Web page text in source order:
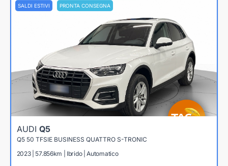
SALDI ESTIVI PRONTA CONSEGNA
AUDI Q5
Q5 50 TFSIE BUSINESS QUATTRO S-TRONIC
2023 | 57.856km | Ibrido | Automatico